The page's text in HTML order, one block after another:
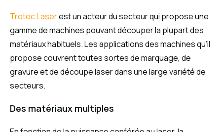
Trotec Laserest un acteur du secteur qui propose une
gamme de machines pouvant découper la plupart des
matériaux habituels. Les applications des machines qu’il
propose couvrent toutes sortes de marquage, de
gravure et de découpe laser dans une large variété de
secteurs.
Des matériaux multiples